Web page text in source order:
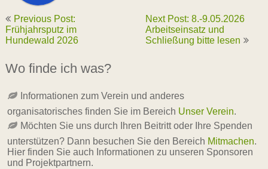
Previous Post:
Frühjahrsputz im
Hundewald 2026
Next Post: 8.-9.05.2026
Arbeitseinsatz und
Schließung bitte lesen
Wo finde ich was?
Informationen zum Verein und anderes
organisatorisches finden Sie im Bereich Unser Verein.
Möchten Sie uns durch Ihren Beitritt oder Ihre Spenden
unterstützen? Dann besuchen Sie den Bereich Mitmachen.
Hier finden Sie auch Informationen zu unseren Sponsoren
und Projektpartnern.